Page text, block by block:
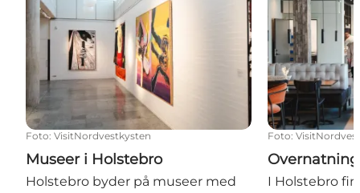
Foto: VisitNordvestkysten
Museer i Holstebro
Holstebro byder på museer med
Foto:
I Holstebro